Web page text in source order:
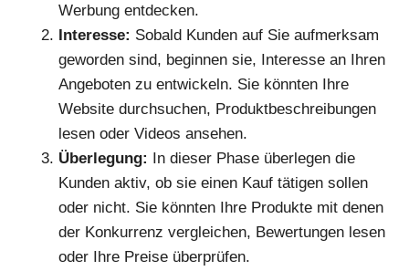
Werbung entdecken.
Interesse: Sobald Kunden auf Sie aufmerksam
geworden sind, beginnen sie, Interesse an Ihren
Angeboten zu entwickeln. Sie könnten Ihre
Website durchsuchen, Produktbeschreibungen
lesen oder Videos ansehen.
Überlegung: In dieser Phase überlegen die
Kunden aktiv, ob sie einen Kauf tätigen sollen
oder nicht. Sie könnten Ihre Produkte mit denen
der Konkurrenz vergleichen, Bewertungen lesen
oder Ihre Preise überprüfen.